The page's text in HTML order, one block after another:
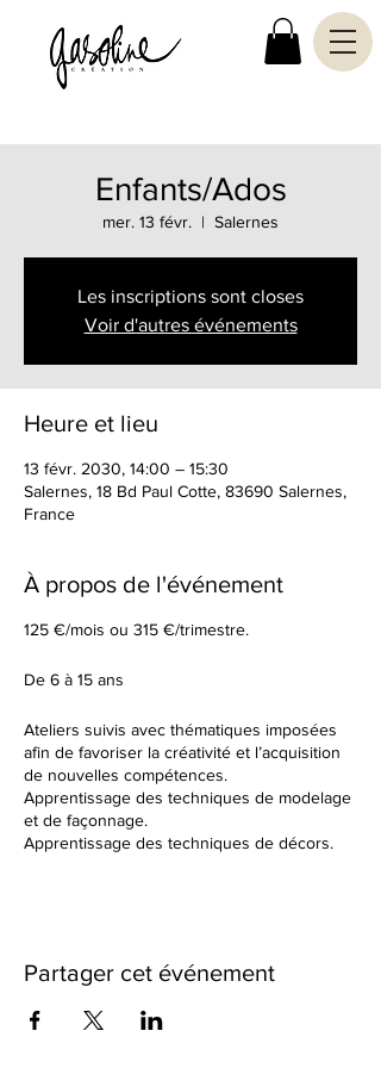
Enfants/Ados
mer. 13 févr.
  |
Salernes
Les inscriptions sont closes
Voir d'autres événements
Heure et lieu
13 févr. 2030, 14:00 – 15:30
Salernes, 18 Bd Paul Cotte, 83690 Salernes,
France
À propos de l'événement
125 €/mois ou 315 €/trimestre.
De 6 à 15 ans
Ateliers suivis avec thématiques imposées
afin de favoriser la créativité et l’acquisition
de nouvelles compétences.
Apprentissage des techniques de modelage
et de façonnage.
Apprentissage des techniques de décors.
différente à chaque fois. Nous observerons
cuissons et des différents travails de
Partager cet événement